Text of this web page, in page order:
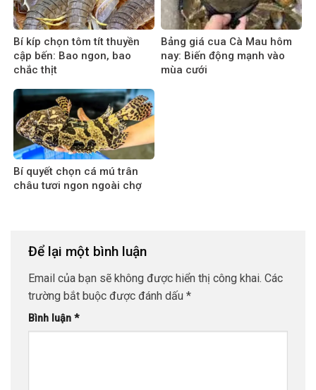
Bí kíp chọn tôm tít thuyền
cập bến: Bao ngon, bao
chắc thịt
Bảng giá cua Cà Mau hôm
nay: Biến động mạnh vào
mùa cưới
Bí quyết chọn cá mú trân
châu tươi ngon ngoài chợ
Để lại một bình luận
Email của bạn sẽ không được hiển thị công khai. Các
trường bắt buộc được đánh dấu *
Bình luận *